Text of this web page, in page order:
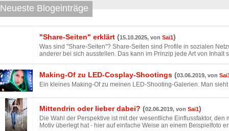
Neueste Blogeinträge
"Share-Seiten" erklärt (15.10.2025, von Sai1)
Was sind "Share-Seiten"? Share-Seiten sind Profile in sozialen
anderer bei sich ausstellen. Das kann im Prinzip jede Art von Inhalt
Making-Of zu LED-Cosplay-Shootings (03.06.2019, von
Ein kleines Making-Of zu meinen LED-Shooting-Galerien. Man
Mittendrin oder lieber dabei? (02.06.2019, von Sai1)
Die Wahl der Perspektive ist mit der wesentliche Einflussfaktor,
Motiv überlegt hat - hier auf einfache Weise an einem Beispielfoto